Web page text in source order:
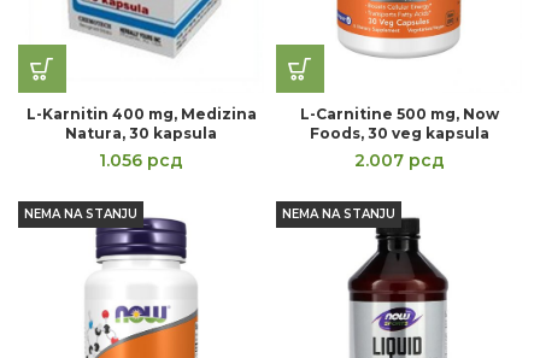
L-Karnitin 400 mg, Medizina
Natura, 30 kapsula
1.056 рсд
L-Carnitine 500 mg, Now
Foods, 30 veg kapsula
2.007 рсд
NEMA NA STANJU NEMA NA STANJU